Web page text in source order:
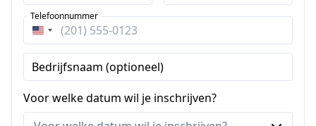
Verenigde
Staten
+1
Telefoonnummer
Bedrijfsnaam (optioneel)
Voor welke datum wil je inschrijven?